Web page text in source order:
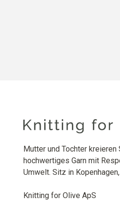
Mutter und Tochter kreieren
hochwertiges Garn mit
Umwelt. Sitz in
Knitting for Olive ApS